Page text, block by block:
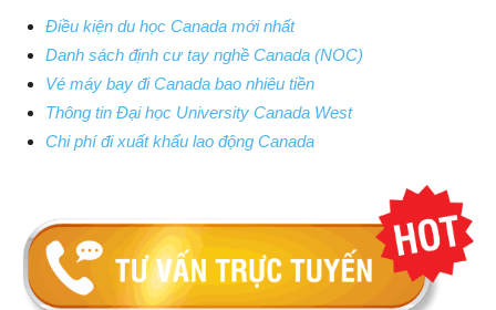
Điều kiện du học Canada mới nhất
Danh sách định cư tay nghề Canada (NOC)
Vé máy bay đi Canada bao nhiêu tiền
Thông tin Đại học University Canada West
Chi phí đi xuất khẩu lao động Canada